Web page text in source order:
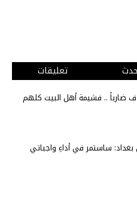
تعليقات
ضارباً .. فشيمة أهل البيت كلهم
ساستمر في أداءِ واجباتي